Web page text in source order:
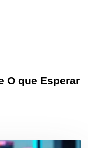
O que Esperar